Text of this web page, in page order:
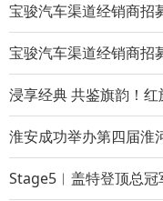
宝骏汽车渠道经销商招
宝骏汽车渠道经销商招
浸享经典 共鉴旗韵！
淮安成功举办第四届淮
Stage5︱盖特登顶总